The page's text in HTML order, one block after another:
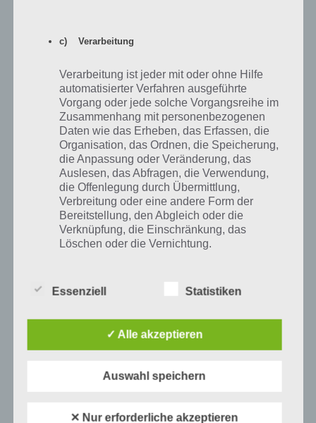
die Level 8 Lösung zu Bildkombo immernoch nicht findest, dann
Weiter geht es dann mit der Lösung zu Level 9 von Bildkombo.
Auf WhatsApp teilen Teilen auf Facebook
c) Verarbeitung
Verarbeitung ist jeder mit oder ohne Hilfe
automatisierter Verfahren ausgeführte
Vorgang oder jede solche Vorgangsreihe im
Zusammenhang mit personenbezogenen
Daten wie das Erheben, das Erfassen, die
Organisation, das Ordnen, die Speicherung,
die Anpassung oder Veränderung, das
Auslesen, das Abfragen, die Verwendung,
die Offenlegung durch Übermittlung,
Verbreitung oder eine andere Form der
Bereitstellung, den Abgleich oder die
Verknüpfung, die Einschränkung, das
Löschen oder die Vernichtung.
d) Einschränkung der Verarbeitung
Markierung gespeicherter
personenbezogener Daten mit dem Ziel, ihre
e) Profiling
Essenziell Statistiken
✓ Alle akzeptieren
Auswahl speichern
✕ Nur erforderliche akzeptieren